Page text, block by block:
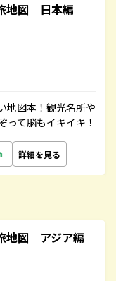
地図 日本編
地図本！観光名所や
って脳もイキイキ！
詳細を見る
地図 アジア編